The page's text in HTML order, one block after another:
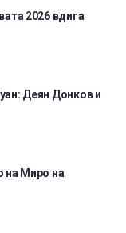
2026 вдига
Деян Донков и
на Миро на